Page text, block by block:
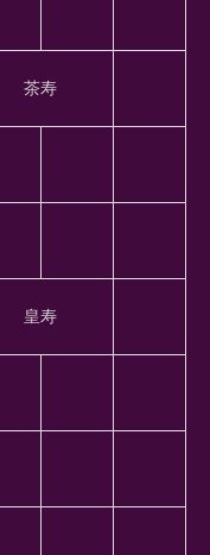
茶寿
皇寿